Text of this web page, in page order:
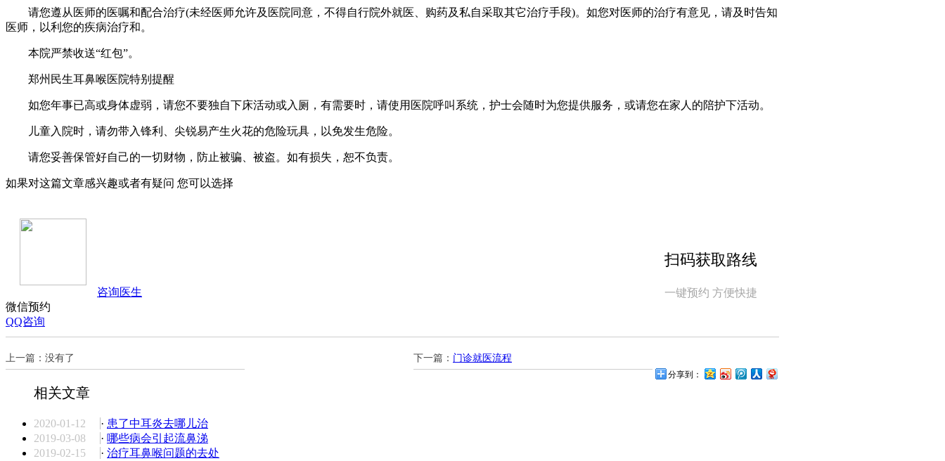
请您遵从医师的医嘱和配合治疗(未经医师允许及医院同意，不得自行院外就医、购药及私自采取其它治疗手段)。如您对医师的治疗有意见，请及时告知
医师，以利您的疾病治疗和。
本院严禁收送“红包”。
郑州民生耳鼻喉医院特别提醒
如您年事已高或身体虚弱，请您不要独自下床活动或入厕，有需要时，请使用医院呼叫系统，护士会随时为您提供服务，或请您在家人的陪护下活动。
儿童入院时，请勿带入锋利、尖锐易产生火花的危险玩具，以免发生危险。
请您妥善保管好自己的一切财物，防止被骗、被盗。如有损失，恕不负责。
如果对这篇文章感兴趣或者有疑问 您可以选择
扫码获取路线
一键预约 方便快捷
咨询医生
微信预约
QQ咨询
分享到：
上一篇：没有了 下一篇： 门诊就医流程
相关文章
2020-01-12 · 患了中耳炎去哪儿治
2019-03-08
· 哪些病会引起流鼻涕
2019-02-15
· 治疗耳鼻喉问题的去处